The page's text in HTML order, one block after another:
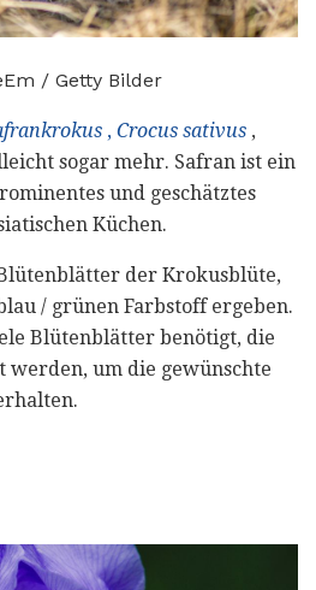
/ Getty Bilder
, Crocus sativus ,
sogar mehr. Safran ist ein
und geschätztes
Küchen.
der Krokusblüte,
/ grünen Farbstoff ergeben.
Blütenblätter benötigt, die
werden, um die gewünschte